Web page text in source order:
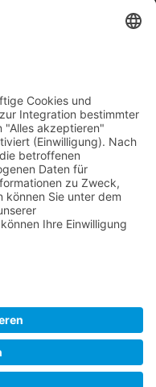
Verein tätig und
der Regionalliga in
unter der Adresse